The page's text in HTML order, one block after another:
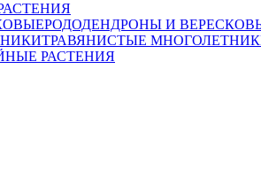
РОДОДЕНДРОНЫ И
ТРАВЯНИСТЫЕ
РАСТЕНИЯ